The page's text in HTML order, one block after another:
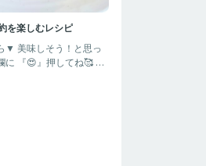
を楽しむレシピ
思っ
に 『😍』押してね🥰 作